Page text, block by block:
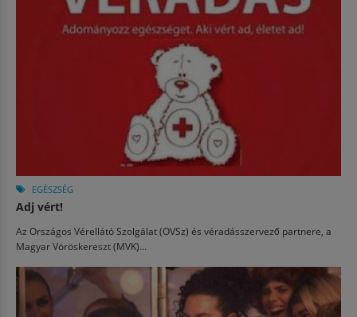
EGÉSZSÉG
Adj vért!
Az Országos Vérellátó Szolgálat (OVSz) és véradásszervező partnere, a
Magyar Vöröskereszt (MVK)...